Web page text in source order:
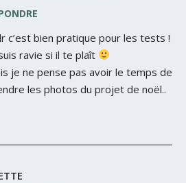
c’est bien pratique pour les tests !
ravie si il te plaît
je ne pense pas avoir le temps de
les photos du projet de noël..